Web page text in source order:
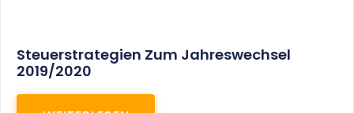
Steuerstrategien Zum Jahreswechsel
2019/2020